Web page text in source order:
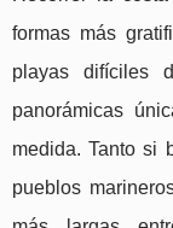
formas más
playas difíciles
panorámicas
medida. Tanto si
pueblos